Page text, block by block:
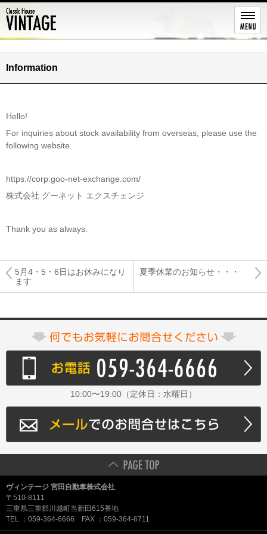
新着情報
Information
Hello!
For inquiries about stock availability from overseas, please use the
following website.
https://corp.goo-net-exchange.com/
株式会社 グーネット エクスチェンジ
Thank you as always.
5月4・5・6日はお休みになり
ます
夏季休業のお知らせ・・・
10:00〜19:00（定休日：水曜日）
ヴィンテージ 宮田自動車株式会社
〒510-8111
三重県三重郡川越町当新田615番地
TEL ：059-364-6666 FAX ：059-364-6711